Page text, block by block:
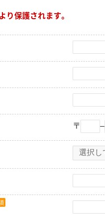
保護されます。
〒 –